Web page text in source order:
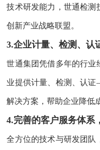
技术研发能力，世通检测
创新产业战略联盟。
3.企业计量、检测、
世通集团凭借多年的行业
业提供计量、检测、认
解决方案，帮助企业降低
4.完善的客户服务体系
全方位的技术与研发团队